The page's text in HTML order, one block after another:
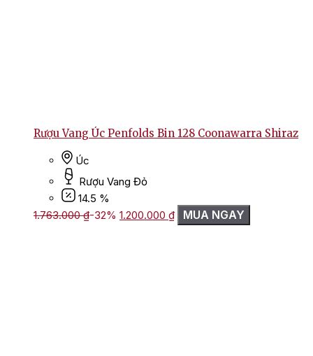
Rượu Vang Úc Penfolds Bin 128 Coonawarra Shiraz
Úc
Rượu Vang Đỏ
14.5 %
1.763.000₫-32% Giá
gốc
1.200.000 ₫Giá
hiện
MUA NGAY